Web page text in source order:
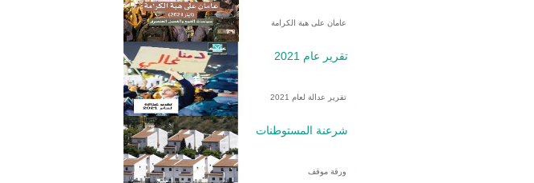
عامان على هبة الكرامة
تقرير عام 2021
تقرير عدالة لعام 2021
شرعنة المستوطنات
ورقة موقف